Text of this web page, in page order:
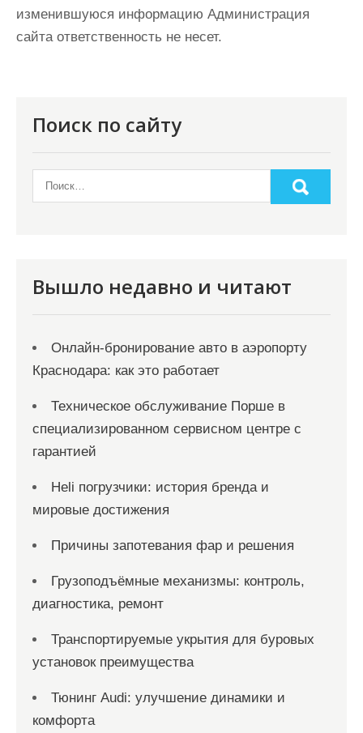
изменившуюся информацию Администрация
сайта ответственность не несет.
Поиск по сайту
Вышло недавно и читают
Онлайн‑бронирование авто в аэропорту
Краснодара: как это работает
Техническое обслуживание Порше в
специализированном сервисном центре с
гарантией
Heli погрузчики: история бренда и
мировые достижения
Причины запотевания фар и решения
Грузоподъёмные механизмы: контроль,
диагностика, ремонт
Транспортируемые укрытия для буровых
установок преимущества
Тюнинг Audi: улучшение динамики и
комфорта